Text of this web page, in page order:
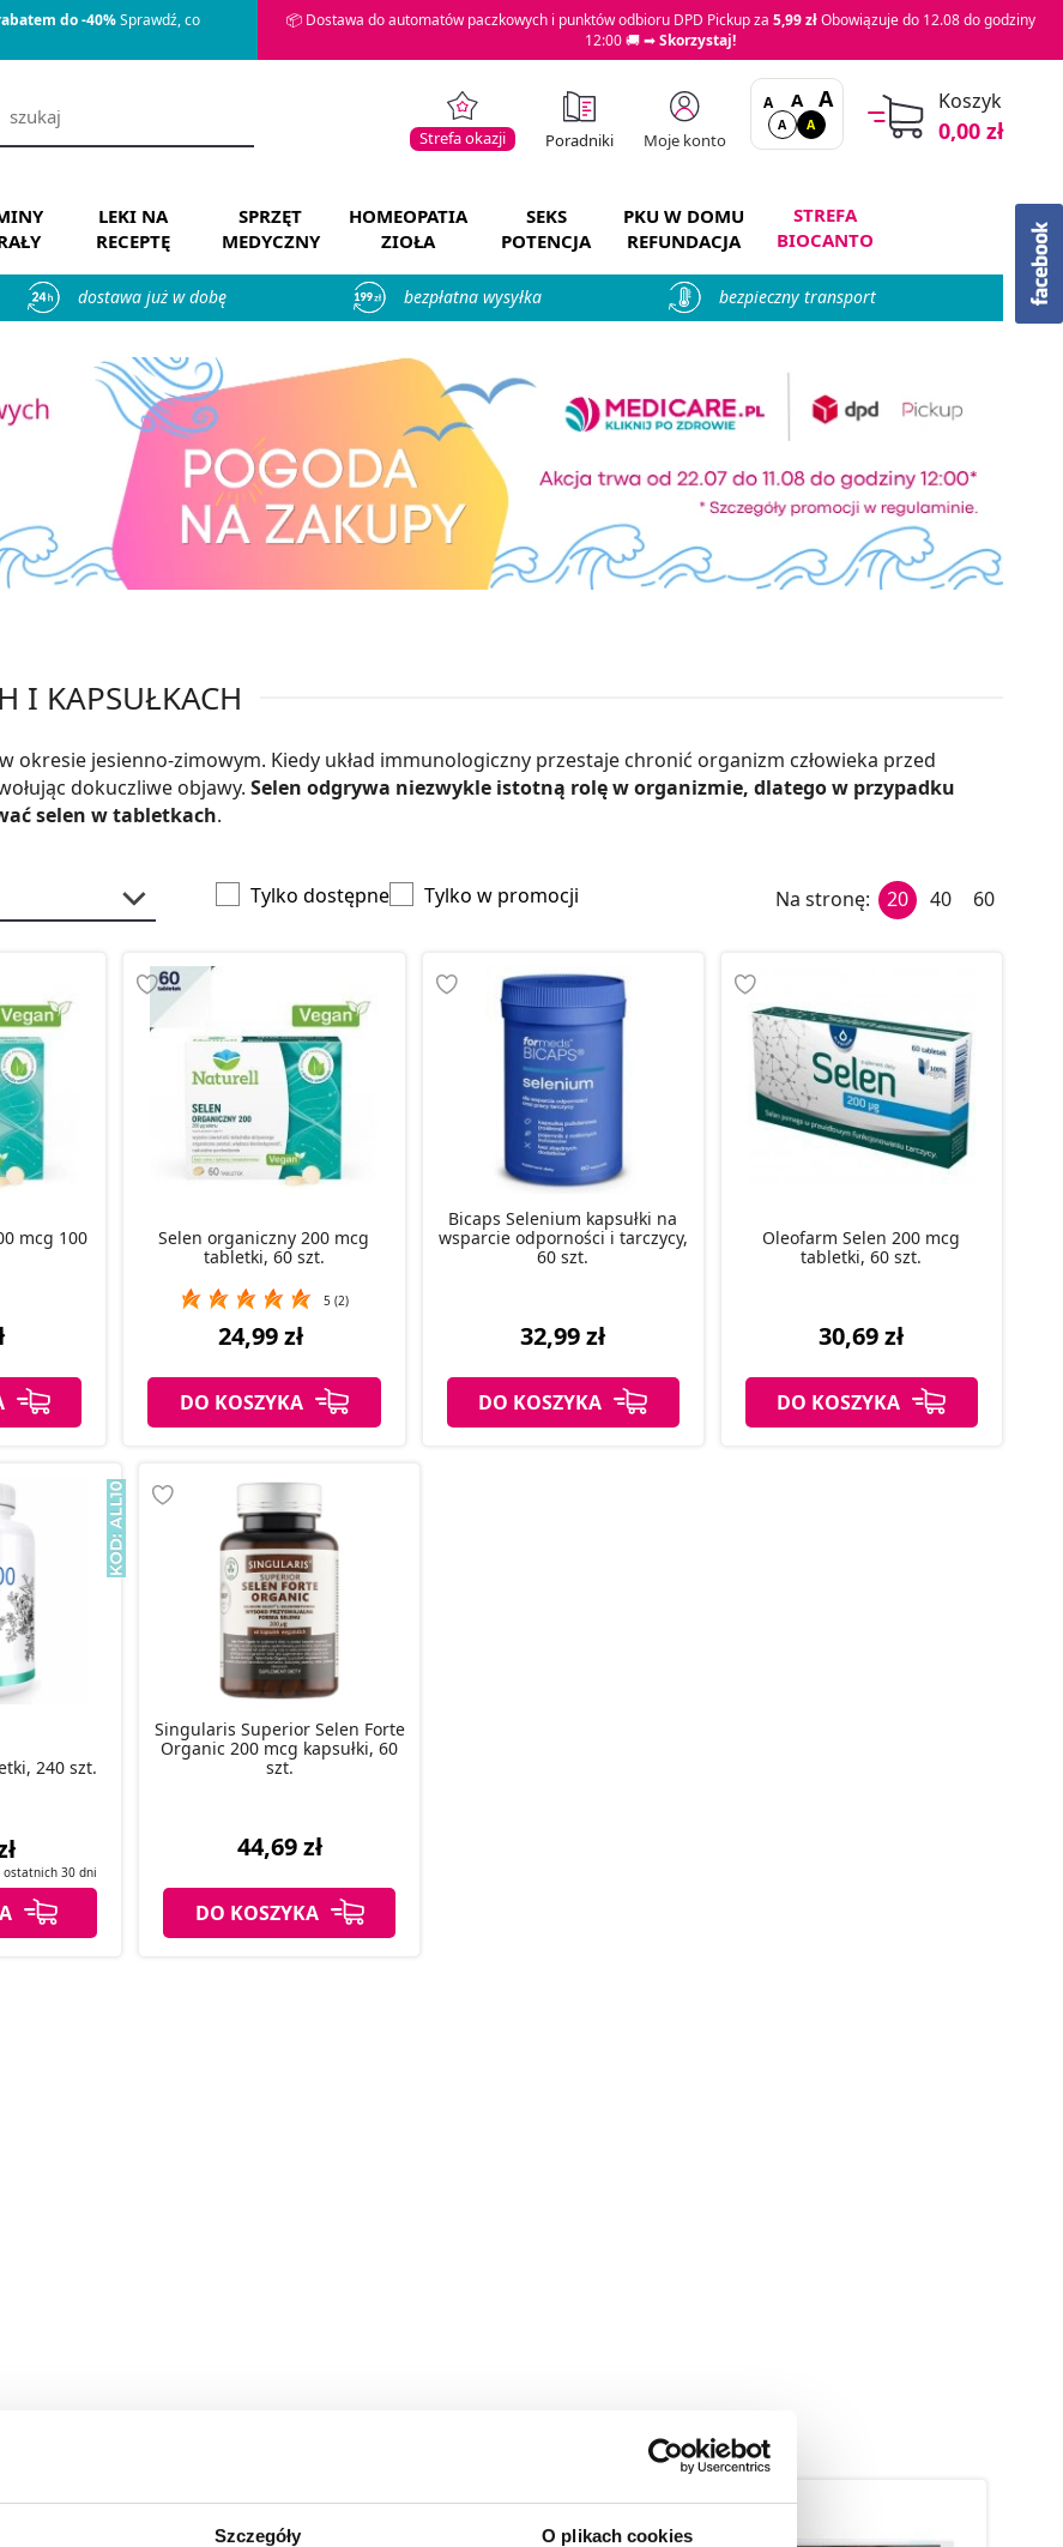
Szczegóły O plikach cookies
do -40%Sprawdź, co
📦 Dostawa do automatów paczkowych i punktów odbioru DPD Pickup za 5,99 złObowiązuje do 12.08 do godziny
12:00 🚚 ➡Skorzystaj!
Strefa okazji Poradniki Moje konto
A A A
A A
Koszyk
0,00 zł
LEKI NA
RECEPTĘ
SPRZĘT
MEDYCZNY
HOMEOPATIA
ZIOŁA
SEKS
POTENCJA
PKU W DOMU
REFUNDACJA
STREFA
BIOCANTO
dostawa już w dobę bezpłatna wysyłka bezpieczny transport
I KAPSUŁKACH
jesienno-zimowym. Kiedy układ immunologiczny przestaje chronić organizm człowieka przed
dokuczliwe objawy. Selen odgrywa niezwykle istotną rolę w organizmie, dlatego w przypadku
selen w tabletkach.
Tylko dostępne Tylko w promocji Na stronę: 20 40 60
mcg 100
Selen organiczny 200 mcg
tabletki, 60 szt.
5 (2)
24,99 zł
DO KOSZYKA
Bicaps Selenium kapsułki na
wsparcie odporności i tarczycy,
60 szt.
32,99 zł
DO KOSZYKA
Oleofarm Selen 200 mcg
tabletki, 60 szt.
30,69 zł
DO KOSZYKA
240 szt.
ostatnich 30 dni
Singularis Superior Selen Forte
Organic 200 mcg kapsułki, 60
szt.
44,69 zł
DO KOSZYKA